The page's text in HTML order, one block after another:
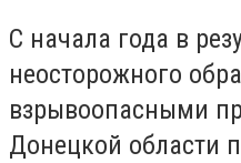
С начала года в
неосторожного
взрывоопасными
Донецкой области